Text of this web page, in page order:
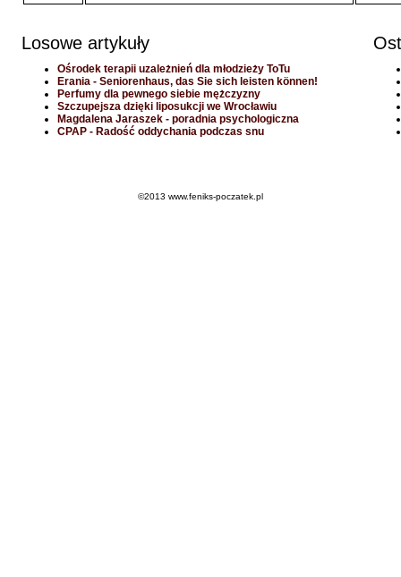
Losowe artykuły
Ośrodek terapii uzależnień dla młodzieży ToTu
Erania - Seniorenhaus, das Sie sich leisten können!
Perfumy dla pewnego siebie mężczyzny
Szczupejsza dzięki liposukcji we Wrocławiu
Magdalena Jaraszek - poradnia psychologiczna
CPAP - Radość oddychania podczas snu
©2013 www.feniks-poczatek.pl